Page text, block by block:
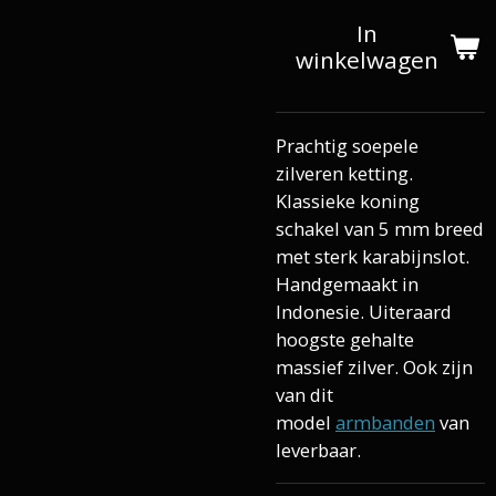
In
winkelwagen
Prachtig soepele
zilveren ketting.
Klassieke koning
schakel van 5 mm breed
met sterk karabijnslot.
Handgemaakt in
Indonesie. Uiteraard
hoogste gehalte
massief zilver. Ook zijn
van dit
model armbanden van
leverbaar.